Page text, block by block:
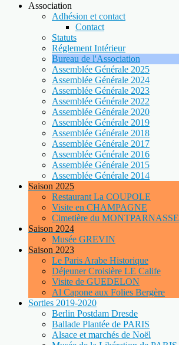
Association
Adhésion et contact
Contact
Statuts
Réglement Intérieur
Bureau de l'Association
Assemblée Générale 2025
Assemblée Générale 2024
Assemblée Générale 2023
Assemblée Générale 2022
Assemblée Générale 2020
Assemblée Générale 2019
Assemblée Générale 2018
Assemblée Générale 2017
Assemblée Générale 2016
Assemblée Générale 2015
Assemblée Générale 2014
Saison 2025
Restaurant La COUPOLE
Visite en CHAMPAGNE
Cimetière du MONTPARNASSE
Saison 2024
Musée GREVIN
Saison 2023
Le Paris Arabe Historique
Déjeuner Croisière LE Calife
Visite de GUEDELON
Al Capone aux Folies Bergère
Sorties 2019-2020
Berlin Postdam Dresde
Ballade Plantée de PARIS
Alsace et marchés de Noël